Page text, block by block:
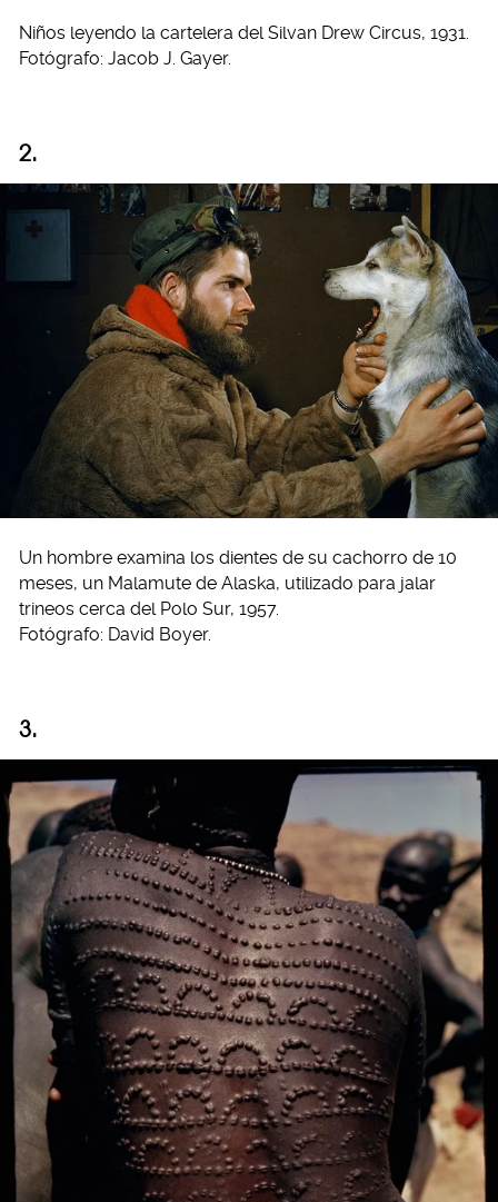
Niños leyendo la cartelera del Silvan Drew Circus, 1931.
Fotógrafo: Jacob J. Gayer.
2.
Un hombre examina los dientes de su cachorro de 10
meses, un Malamute de Alaska, utilizado para jalar
trineos cerca del Polo Sur, 1957.
Fotógrafo: David Boyer.
3.